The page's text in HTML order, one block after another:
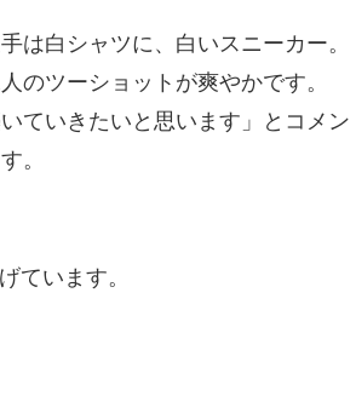
は白シャツに、白いスニーカー。
のツーショットが爽やかです。
ていきたいと思います」とコメン
。
ています。